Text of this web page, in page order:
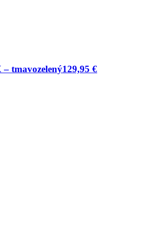
tmavozelený129,95 €